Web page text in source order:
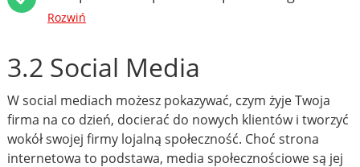
Rozwiń
3.2 Social Media
W social mediach możesz pokazywać, czym żyje Twoja
firma na co dzień, docierać do nowych klientów i tworzyć
wokół swojej firmy lojalną społeczność. Choć strona
internetowa to podstawa, media społecznościowe są jej